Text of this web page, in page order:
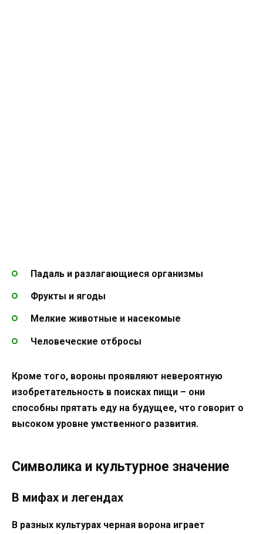
Падаль и разлагающиеся организмы
Фрукты и ягоды
Мелкие животные и насекомые
Человеческие отбросы
Кроме того, вороны проявляют невероятную
изобретательность в поисках пищи – они
способны прятать еду на будущее, что говорит о
высоком уровне умственного развития.
Символика и культурное значение
В мифах и легендах
В разных культурах черная ворона играет